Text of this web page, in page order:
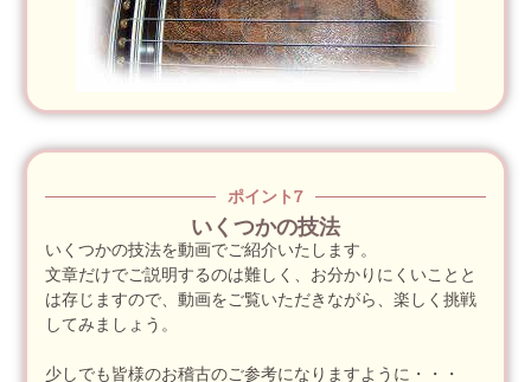
ポイント7
いくつかの技法
いくつかの技法を動画でご紹介いたします。
文章だけでご説明するのは難しく、お分かりにくいことと
は存じますので、動画をご覧いただきながら、楽しく挑戦
してみましょう。
少しでも皆様のお稽古のご参考になりますように・・・